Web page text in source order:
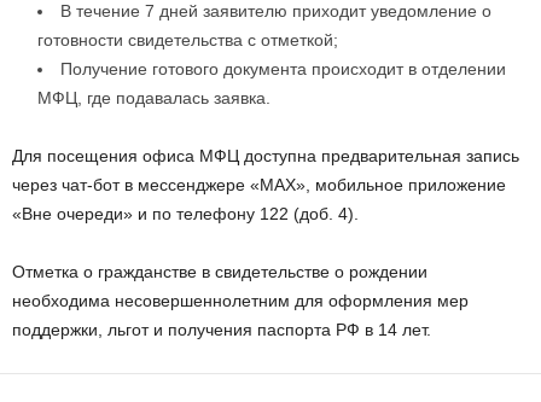
В течение 7 дней заявителю приходит уведомление о
готовности свидетельства с отметкой;
Получение готового документа происходит в отделении
МФЦ, где подавалась заявка.
Для посещения офиса МФЦ доступна предварительная запись
через чат-бот в мессенджере «MAX», мобильное приложение
«Вне очереди» и по телефону 122 (доб. 4).
Отметка о гражданстве в свидетельстве о рождении
необходима несовершеннолетним для оформления мер
поддержки, льгот и получения паспорта РФ в 14 лет.